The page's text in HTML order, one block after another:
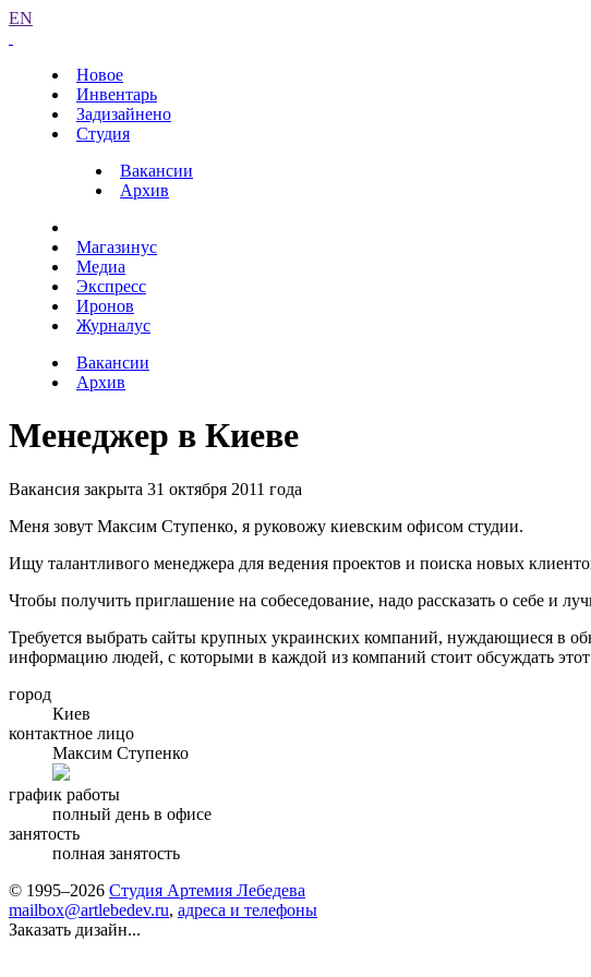
EN
Новое
Инвентарь
Задизайнено
Студия
Вакансии
Архив
Магазинус
Медиа
Экспресс
Иронов
Журналус
Вакансии
Архив
Менеджер в Киеве
Вакансия закрыта 31 октября 2011 года
Меня зовут Максим Ступенко, я руковожу киевским офисом студии.
Ищу талантливого менеджера для ведения проектов и поиска новых
Чтобы получить приглашение на собеседование, надо рассказать о себе и
Требуется выбрать сайты крупных украинских компаний, нуждающиеся в
информацию людей, с которыми в каждой из компаний стоит обсуждать
город
Киев
контактное лицо
Максим Ступенко
график работы
полный день в офисе
занятость
полная занятость
© 1995–2026 Студия Артемия Лебедева
mailbox@artlebedev.ru, адреса и телефоны
Заказать дизайн...